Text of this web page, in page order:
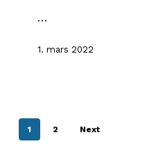
…
1. mars 2022
1 2 Next